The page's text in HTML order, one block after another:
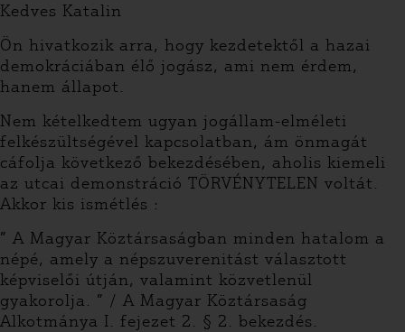
Kedves Katalin
Ön hivatkozik arra, hogy kezdetektől a hazai
demokráciában élő jogász, ami nem érdem,
hanem állapot.
Nem kételkedtem ugyan jogállam-elméleti
felkészültségével kapcsolatban, ám önmagát
cáfolja következő bekezdésében, aholis kiemeli
az utcai demonstráció TÖRVÉNYTELEN voltát.
Akkor kis ismétlés :
” A Magyar Köztársaságban minden hatalom a
népé, amely a népszuverenitást választott
képviselői útján, valamint közvetlenül
gyakorolja. ” / A Magyar Köztársaság
Alkotmánya I. fejezet 2. § 2. bekezdés.